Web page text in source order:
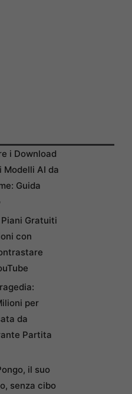
i Download
AI da
Guida
Gratuiti
con
per
da
Partita
il suo
senza cibo